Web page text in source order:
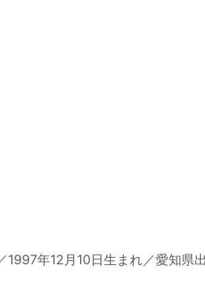
1997年12月10日生まれ／愛知